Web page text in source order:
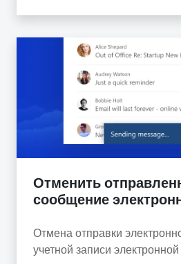
Отменить
сообщение
Отмена отправки
учетной записи